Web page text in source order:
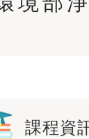
課程資